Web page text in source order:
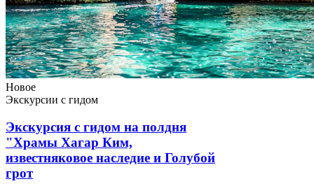
Новое
Экскурсии с гидом
Экскурсия с гидом на полдня
"Храмы Хагар Ким,
известняковое наследие и Голубой
грот